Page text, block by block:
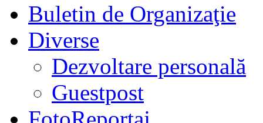
Buletin de Organizaţie
Diverse
Dezvoltare personală
Guestpost